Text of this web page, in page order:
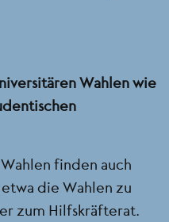
Wahlen wie
finden auch
die Wahlen zu
zum Hilfskräfterat.